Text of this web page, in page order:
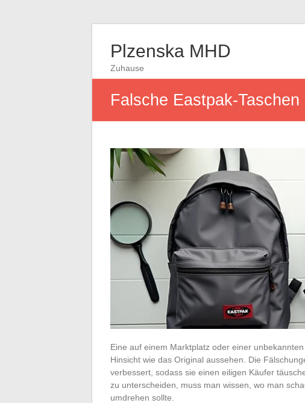
Plzenska MHD
Zuhause
Falsche Eastpak-
Eine auf einem Marktplatz oder einer
Hinsicht wie das Original aussehen. Die
verbessert, sodass sie einen eiligen Käufer
zu unterscheiden, muss man wissen, wo man
umdrehen sollte.